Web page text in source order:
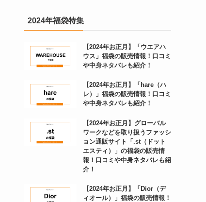
2024年福袋特集
【2024年お正月】「ウエアハ
ウス」福袋の販売情報！口コミ
や中身ネタバレも紹介！
【2024年お正月】「hare（ハ
レ）」福袋の販売情報！口コミ
や中身ネタバレも紹介！
【2024年お正月】グローバル
ワークなどを取り扱うファッシ
ョン通販サイト「.st（ドット
エスティ）」の福袋の販売情
報！口コミや中身ネタバレも紹
介！
【2024年お正月】「Dior（デ
ィオール）」福袋の販売情報！